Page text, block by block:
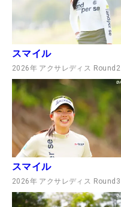
スマイル
2026年 アクサレディス Round2
スマイル
2026年 アクサレディス Round3